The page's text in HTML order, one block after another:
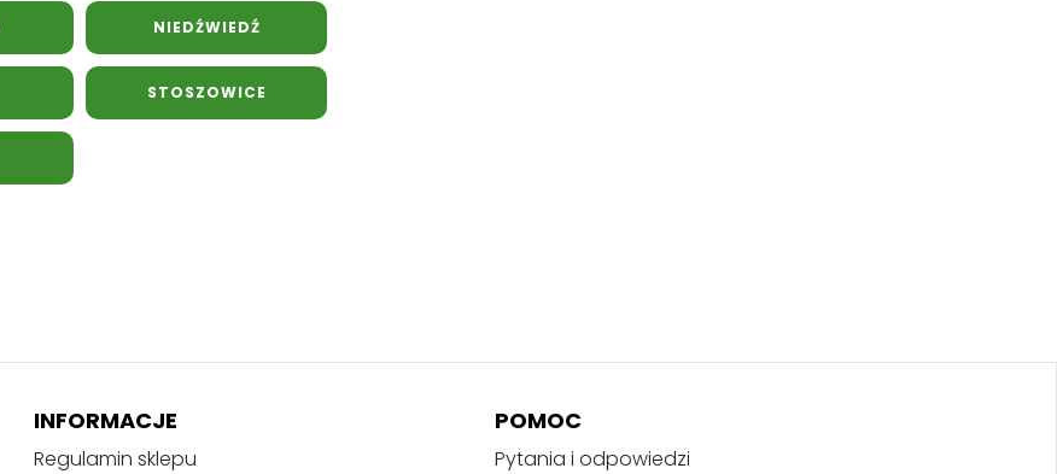
NIEDŹWIEDŹ
STOSZOWICE
INFORMACJE
Regulamin sklepu
POMOC
Pytania i odpowiedzi